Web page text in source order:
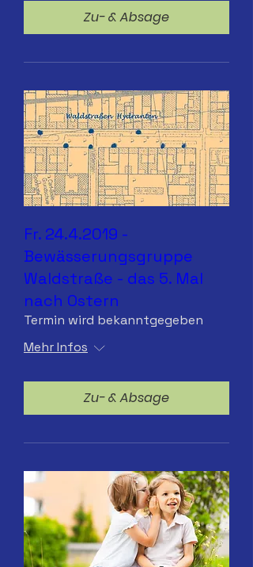
Zu- & Absage
Fr. 24.4.2019 -
Bewässerungsgruppe
Waldstraße - das 5. Mal
nach Ostern
Termin wird bekanntgegeben
Mehr Infos
Zu- & Absage